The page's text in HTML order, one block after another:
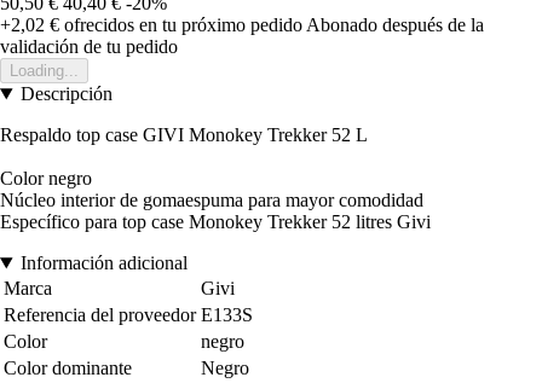
+2,02 € ofrecidos en tu próximo pedido Abonado después de la
validación de tu pedido
Loading...
Descripción
Respaldo top case GIVI Monokey Trekker 52 L
Color negro
Núcleo interior de gomaespuma para mayor comodidad
Específico para top case Monokey Trekker 52 litres Givi
Información adicional
Marca
Givi
Referencia del proveedor E133S
Color
negro
Color dominante
Negro